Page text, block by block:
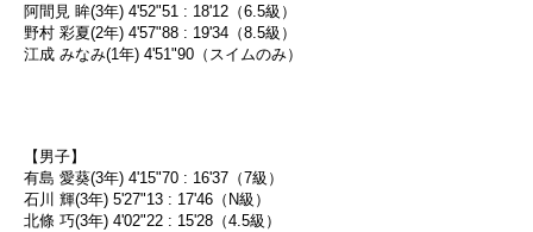
阿間見 眸(3年) 4'52"51 : 18'12（6.5級）
野村 彩夏(2年) 4'57"88 : 19'34（8.5級）
江成 みなみ(1年) 4'51"90（スイムのみ）
【男子】
有島 愛葵(3年) 4'15"70 : 16'37（7級）
石川 輝(3年) 5'27"13 : 17'46（N級）
北條 巧(3年) 4'02"22 : 15'28（4.5級）